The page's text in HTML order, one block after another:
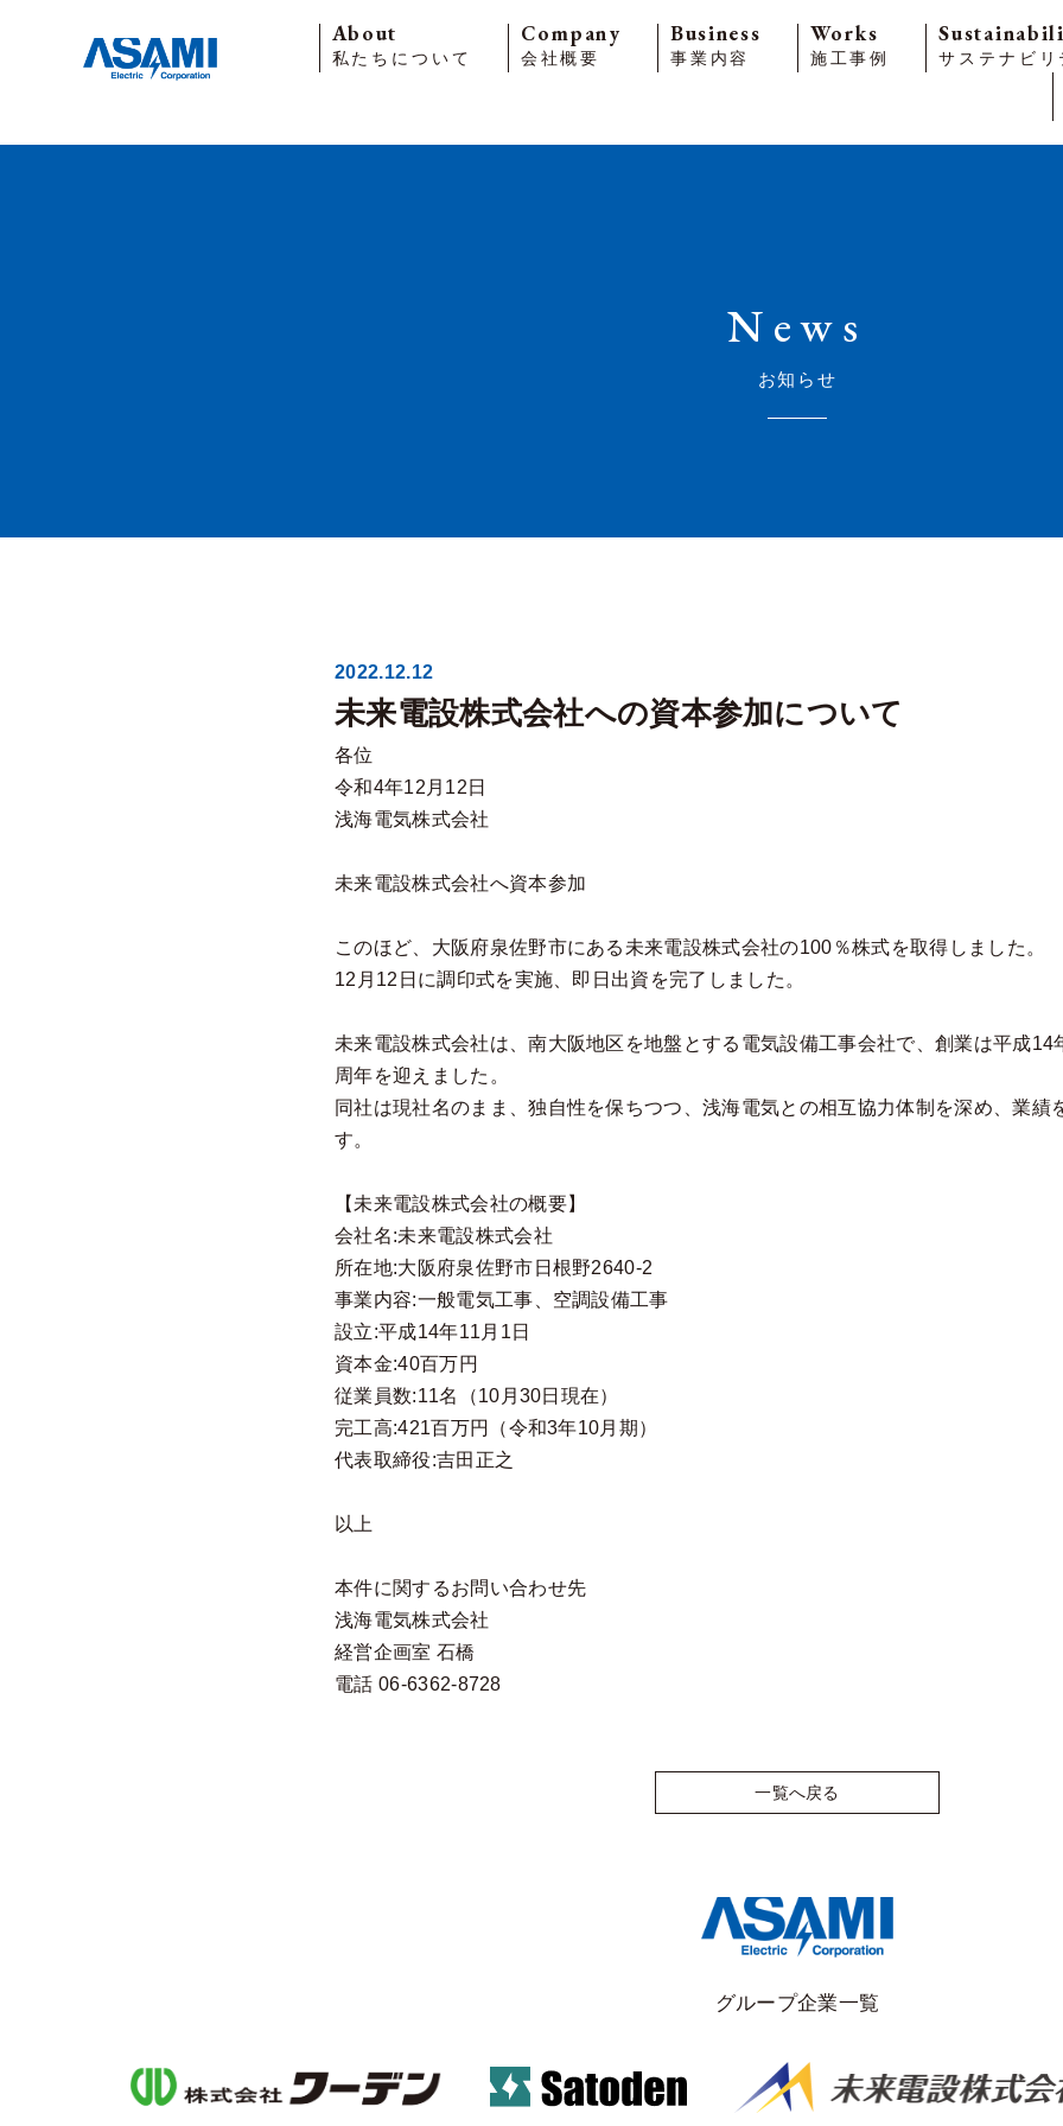
About
私たちについて
Company
会社概要
Business
事業内容
Works
施工事例 サステナビリ
News
お知らせ
2022.12.12
未来電設株式会社への資本参加について
各位
令和4年12月12日
浅海電気株式会社
未来電設株式会社へ資本参加
このほど、大阪府泉佐野市にある未来電設株式会社の100％株式を取得しました。
12月12日に調印式を実施、即日出資を完了しました。
未来電設株式会社は、南大阪地区を地盤とする電気設備工事会社で、創業は平成14
周年を迎えました。
同社は現社名のまま、独自性を保ちつつ、浅海電気との相互協力体制を深め、業績
す。
【未来電設株式会社の概要】
会社名:未来電設株式会社
所在地:大阪府泉佐野市日根野2640-2
事業内容:一般電気工事、空調設備工事
設立:平成14年11月1日
資本金:40百万円
従業員数:11名（10月30日現在）
完工高:421百万円（令和3年10月期）
代表取締役:吉田正之
以上
本件に関するお問い合わせ先
浅海電気株式会社
経営企画室 石橋
電話 06-6362-8728
一覧へ戻る
グループ企業一覧